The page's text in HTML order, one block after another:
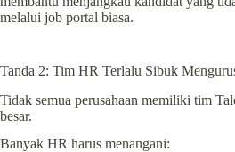
melalui job portal biasa.
Tanda 2: Tim HR Terlalu Sibuk
Tidak semua perusahaan memiliki tim
besar.
Banyak HR harus menangani: